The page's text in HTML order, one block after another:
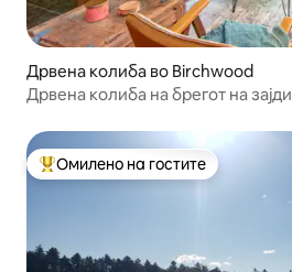
Дрвена колиба во Birchwood
Дрвена колиба на брегот на
Меѓу најуспешните „Омилени на
Омилено на гостите